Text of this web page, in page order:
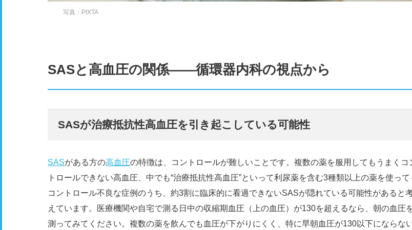
写真：PIXTA
SASと高血圧の関係――循環器内科の視点から
SASが治療抵抗性高血圧を引き起こしている可能性
SASがある方の高血圧の特徴は、コントロールが難しいことです。複数の薬を服用してもうまくコ
トロールできない高血圧、中でも“治療抵抗性高血圧”といって利尿薬を含む3種類以上の薬を使って
コントロール不良な症例のうち、約3割に臨床的に看過できないSASが隠れている可能性があると
えています。医療機関や自宅で測る日中の収縮期血圧（上の血圧）が130を超えるなら、朝の血圧
測ってみてください。複数の薬を飲んでも血圧が下がりにくく、特に早朝血圧が130以下にならな